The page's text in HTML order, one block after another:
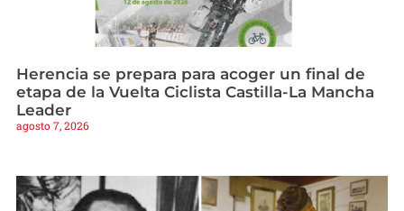
Herencia se prepara para acoger un final de
etapa de la Vuelta Ciclista Castilla-La Mancha
Leader
agosto 7, 2026